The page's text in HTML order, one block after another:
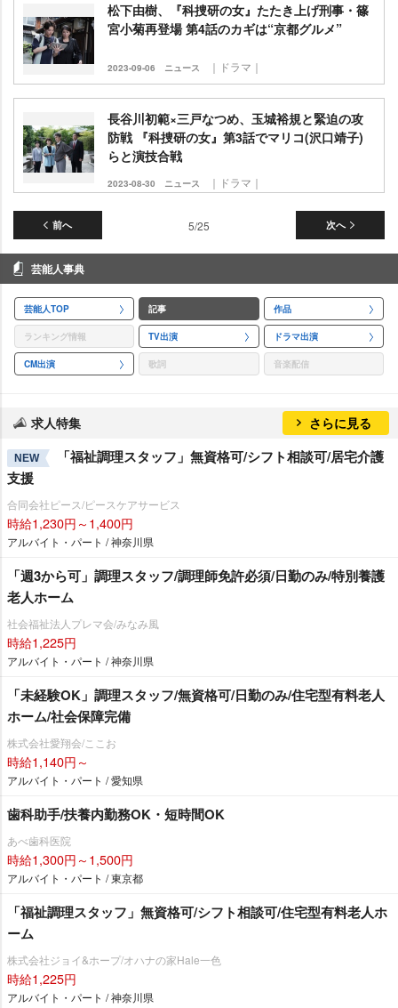
松下由樹、『科捜研の女』たたき上げ刑事・篠
宮小菊再登場 第4話のカギは“京都グルメ”
2023-09-06 ニュース ｜ドラマ｜
長谷川初範×三戸なつめ、玉城裕規と緊迫の攻
防戦 『科捜研の女』第3話でマリコ(沢口靖子)
らと演技合戦
2023-08-30 ニュース ｜ドラマ｜
前へ 次へ
5/25
芸能人事典
芸能人TOP 記事 作品
ランキング情報 TV出演 ドラマ出演
CM出演 歌詞 音楽配信
求人特集 さらに見る
NEW
「福祉調理スタッフ」無資格可/シフト相談可/居宅介護
支援
合同会社ピース/ピースケアサービス
時給1,230円～1,400円
アルバイト・パート / 神奈川県
「週3から可」調理スタッフ/調理師免許必須/日勤のみ/特別養護
老人ホーム
社会福祉法人プレマ会/みなみ風
時給1,225円
アルバイト・パート / 神奈川県
「未経験OK」調理スタッフ/無資格可/日勤のみ/住宅型有料老人
ホーム/社会保障完備
株式会社愛翔会/ここお
時給1,140円～
アルバイト・パート / 愛知県
歯科助手/扶養内勤務OK・短時間OK
あべ歯科医院
時給1,300円～1,500円
アルバイト・パート / 東京都
「福祉調理スタッフ」無資格可/シフト相談可/住宅型有料老人ホ
ーム
株式会社ジョイ&ホープ/オハナの家Hale一色
時給1,225円
アルバイト・パート / 神奈川県